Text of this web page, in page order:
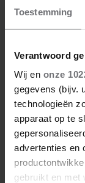
Toestemming
Verantwoord
Wij en onze
gegevens (bijv.
technologieën
apparaat op te
advertenties en
gebruikt en met